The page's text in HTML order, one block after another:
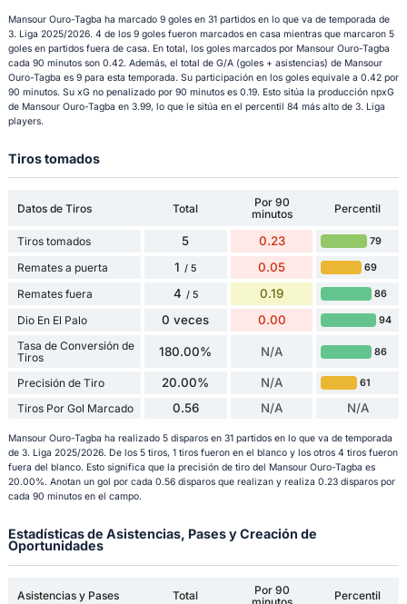
Mansour Ouro-Tagba ha marcado 9 goles en 31 partidos en lo que va de temporada de
3. Liga 2025/2026. 4 de los 9 goles fueron marcados en casa mientras que marcaron 5
goles en partidos fuera de casa. En total, los goles marcados por Mansour Ouro-Tagba
cada 90 minutos son 0.42. Además, el total de G/A (goles + asistencias) de Mansour
Ouro-Tagba es 9 para esta temporada. Su participación en los goles equivale a 0.42 por
90 minutos. Su xG no penalizado por 90 minutos es 0.19. Esto sitúa la producción npxG
de Mansour Ouro-Tagba en 3.99, lo que le sitúa en el percentil 84 más alto de 3. Liga
players.
Tiros tomados
Datos de Tiros Total
Por 90
minutos
Percentil
Tiros tomados 5 0.23 79
Remates a puerta 1 / 5 0.05 69
Remates fuera 4 / 5 0.19 86
Dio En El Palo 0 veces 0.00 94
Tasa de Conversión de
Tiros
180.00% N/A 86
Precisión de Tiro 20.00% N/A 61
Tiros Por Gol Marcado 0.56 N/A N/A
Mansour Ouro-Tagba ha realizado 5 disparos en 31 partidos en lo que va de temporada
de 3. Liga 2025/2026. De los 5 tiros, 1 tiros fueron en el blanco y los otros 4 tiros fueron
fuera del blanco. Esto significa que la precisión de tiro del Mansour Ouro-Tagba es
20.00%. Anotan un gol por cada 0.56 disparos que realizan y realiza 0.23 disparos por
cada 90 minutos en el campo.
Estadísticas de Asistencias, Pases y Creación de
Oportunidades
Asistencias y Pases Total
Por 90
Percentil